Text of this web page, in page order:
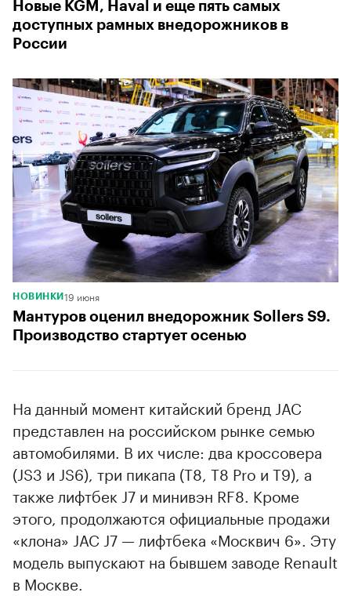
Новые KGM, Haval и еще пять самых
доступных рамных внедорожников в
России
НОВИНКИ 19 июня
Мантуров оценил внедорожник Sollers S9.
Производство стартует осенью
На данный момент китайский бренд JAC
представлен на российском рынке семью
автомобилями. В их числе: два кроссовера
(JS3 и JS6), три пикапа (T8, T8 Pro и T9), а
также лифтбек J7 и минивэн RF8. Кроме
этого, продолжаются официальные продажи
«клона» JAC J7 — лифтбека «Москвич 6». Эту
модель выпускают на бывшем заводе Renault
в Москве.